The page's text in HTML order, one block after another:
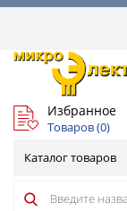
Избранное
Товаров (0)
Каталог товаров